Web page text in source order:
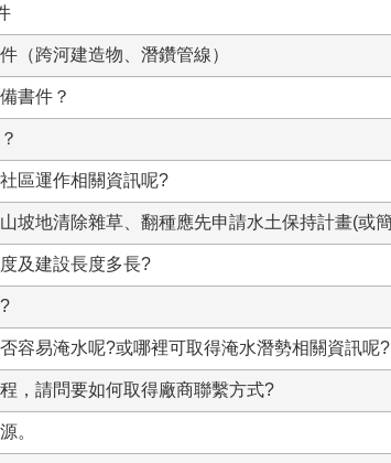
（跨河建造物、潛鑽管線）
書件？
區運作相關資訊呢?
坡地清除雜草、翻種應先申請水土保持計畫(或
及建設長度多長?
容易淹水呢?或哪裡可取得淹水潛勢相關資訊呢?
，請問要如何取得廠商聯繫方式?
。